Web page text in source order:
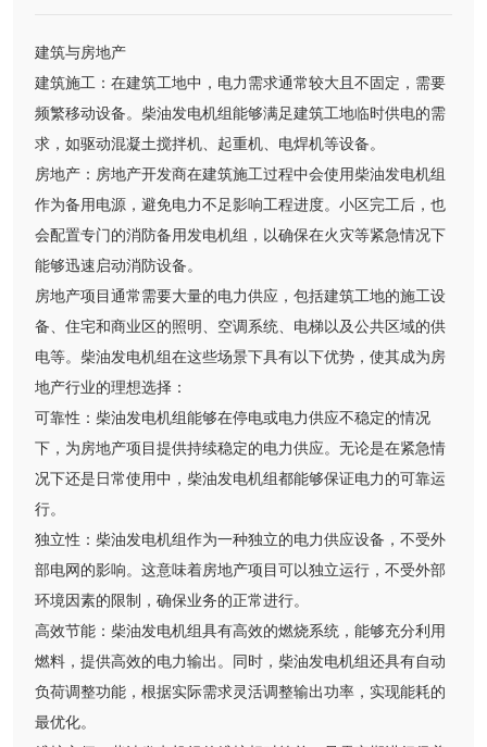
建筑与房地产
建筑施工：在建筑工地中，电力需求通常较大且不固定，需要
频繁移动设备。柴油发电机组能够满足建筑工地临时供电的需
求，如驱动混凝土搅拌机、起重机、电焊机等设备。
房地产：房地产开发商在建筑施工过程中会使用柴油发电机组
作为备用电源，避免电力不足影响工程进度。小区完工后，也
会配置专门的消防备用发电机组，以确保在火灾等紧急情况下
能够迅速启动消防设备。
房地产项目通常需要大量的电力供应，包括建筑工地的施工设
备、住宅和商业区的照明、空调系统、电梯以及公共区域的供
电等。柴油发电机组在这些场景下具有以下优势，使其成为房
地产行业的理想选择：
可靠性：柴油发电机组能够在停电或电力供应不稳定的情况
下，为房地产项目提供持续稳定的电力供应。无论是在紧急情
况下还是日常使用中，柴油发电机组都能够保证电力的可靠运
行。
独立性：柴油发电机组作为一种独立的电力供应设备，不受外
部电网的影响。这意味着房地产项目可以独立运行，不受外部
环境因素的限制，确保业务的正常进行。
高效节能：柴油发电机组具有高效的燃烧系统，能够充分利用
燃料，提供高效的电力输出。同时，柴油发电机组还具有自动
负荷调整功能，根据实际需求灵活调整输出功率，实现能耗的
最优化。